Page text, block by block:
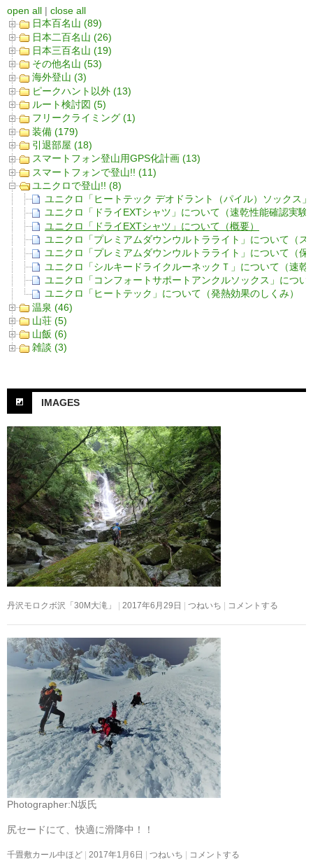
open all | close all
日本百名山 (89)
日本二百名山 (26)
日本三百名山 (19)
その他名山 (53)
海外登山 (3)
ピークハント以外 (13)
ルート検討図 (5)
フリークライミング (1)
装備 (179)
引退部屋 (18)
スマートフォン登山用GPS化計画 (13)
スマートフォンで登山!! (11)
ユニクロで登山!! (8)
ユニクロ「ヒートテック デオドラント（パイル）ソックス
ユニクロ「ドライEXTシャツ」について（速乾性能確認実験
ユニクロ「ドライEXTシャツ」について（概要）
ユニクロ「プレミアムダウンウルトラライト」について（
ユニクロ「プレミアムダウンウルトラライト」について（保
ユニクロ「シルキードライクルーネックＴ」について（速
ユニクロ「コンフォートサポートアンクルソックス」につい
ユニクロ「ヒートテック」について（発熱効果のしくみ）
温泉 (46)
山荘 (5)
山飯 (6)
雑談 (3)
IMAGES
丹沢モロクボ沢「30M大滝」 2017年6月29日 つねいち コメントする
Photographer:N坂氏
尻セードにて、快適に滑降中！！
千畳敷カール中ほど 2017年1月6日 つねいち コメントする